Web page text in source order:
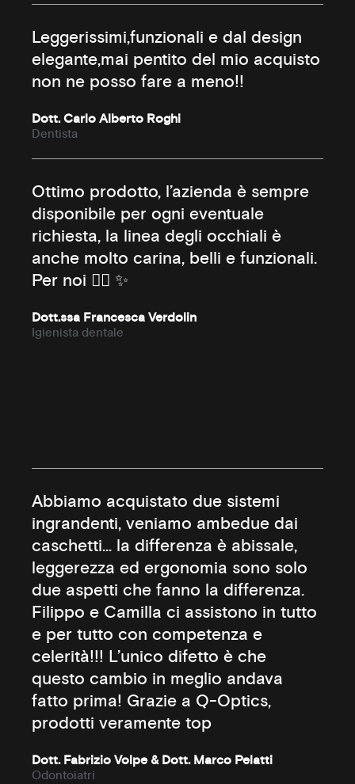
Leggerissimi,funzionali e dal design
elegante,mai pentito del mio acquisto
non ne posso fare a meno!!
Dott. Carlo Alberto Roghi
Dentista
Ottimo prodotto, l’azienda è sempre
disponibile per ogni eventuale
richiesta, la linea degli occhiali è
anche molto carina, belli e funzionali.
Per noi 👍🏻 ✨
Dott.ssa Francesca Verdolin
Igienista dentale
Abbiamo acquistato due sistemi
ingrandenti, veniamo ambedue dai
caschetti… la differenza è abissale,
leggerezza ed ergonomia sono solo
due aspetti che fanno la differenza.
Filippo e Camilla ci assistono in tutto
e per tutto con competenza e
celerità!!! L’unico difetto è che
questo cambio in meglio andava
fatto prima! Grazie a Q-Optics,
prodotti veramente top
Dott. Fabrizio Volpe & Dott. Marco Pelatti
Odontoiatri